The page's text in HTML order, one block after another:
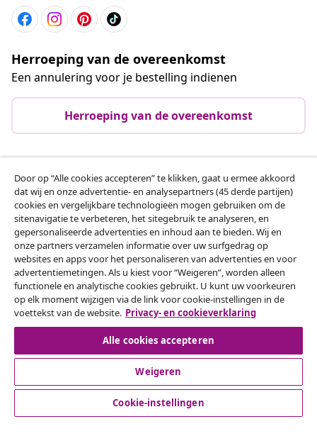
Herroeping van de overeenkomst
Een annulering voor je bestelling indienen
Herroeping van de overeenkomst
Klantenservice
Zakelijk
vidaXL
Ontdek meer
© 2008-2026 vidaXL www.vidaxl.nl is een website van vidaXL
Door op “Alle cookies accepteren” te klikken, gaat u ermee akkoord
dat wij en onze advertentie- en analysepartners (45 derde partijen)
cookies en vergelijkbare technologieën mogen gebruiken om de
sitenavigatie te verbeteren, het sitegebruik te analyseren, en
gepersonaliseerde advertenties en inhoud aan te bieden. Wij en
onze partners verzamelen informatie over uw surfgedrag op
websites en apps voor het personaliseren van advertenties en voor
advertentiemetingen. Als u kiest voor “Weigeren”, worden alleen
functionele en analytische cookies gebruikt. U kunt uw voorkeuren
op elk moment wijzigen via de link voor cookie-instellingen in de
voettekst van de website. Privacy- en cookieverklaring
Alle cookies accepteren
Weigeren
Cookie-instellingen